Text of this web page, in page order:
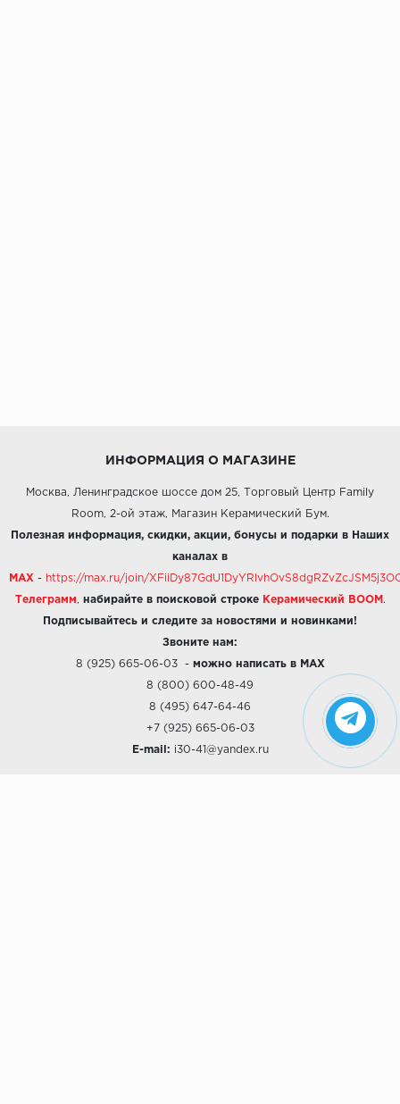
ИНФОРМАЦИЯ О МАГАЗИНЕ
Москва, Ленинградское шоссе дом 25, Торговый Центр Family
Room, 2-ой этаж, Магазин Керамический Бум.
Полезная информация, скидки, акции, бонусы и подарки в Наших
каналах в
MAX - https://max.ru/join/
Телеграмм набирайте в поисковой строке Керамический BOOM .
Подписывайтесь и следите за новостями и новинками!
Звоните нам:
8 (925) 665-06-03- можно написать в MAX
8 (800) 600-48-49
8 (495) 647-64-46
+7 (925) 665-06-03
E-mail: i30-41@yandex.ru